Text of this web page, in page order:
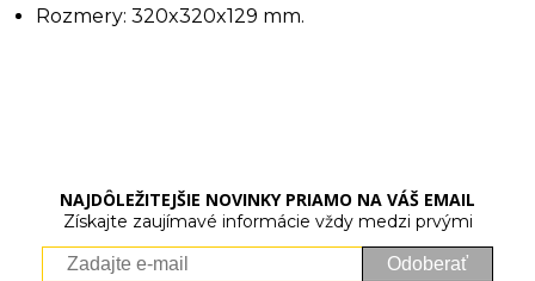
Rozmery: 320x320x129 mm.
NAJDÔLEŽITEJŠIE NOVINKY PRIAMO NA VÁŠ EMAIL
Získajte zaujímavé informácie vždy medzi prvými
Odoberať